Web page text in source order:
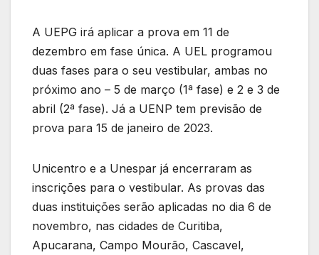
A UEPG irá aplicar a prova em 11 de
dezembro em fase única. A UEL programou
duas fases para o seu vestibular, ambas no
próximo ano – 5 de março (1ª fase) e 2 e 3 de
abril (2ª fase). Já a UENP tem previsão de
prova para 15 de janeiro de 2023.
Unicentro e a Unespar já encerraram as
inscrições para o vestibular. As provas das
duas instituições serão aplicadas no dia 6 de
novembro, nas cidades de Curitiba,
Apucarana, Campo Mourão, Cascavel,